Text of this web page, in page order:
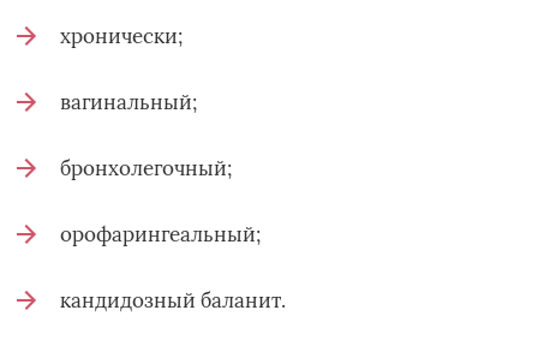
хронически;
вагинальный;
бронхолегочный;
орофарингеальный;
кандидозный баланит.